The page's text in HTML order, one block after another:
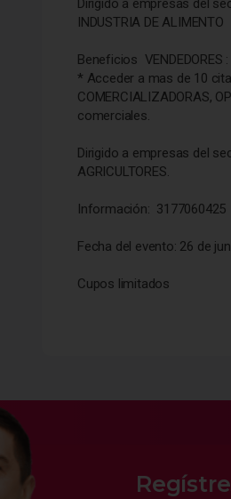
Dirigido a empresas del
INDUSTRIA DE ALIMENTO
Beneficios VENDEDORES :
* Acceder a mas de 10
COMERCIALIZADORAS,
comerciales.
Dirigido a empresas del
AGRICULTORES.
Información: 3177060425
Fecha del evento: 26 de
Cupos limitados